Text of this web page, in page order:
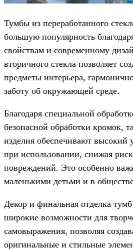
Тумбы из переработанного
большую популярность
свойствам и современному
вторичного стекла позволяет
предметы интерьера,
заботу об окружающей среде.
Благодаря специальной
безопасной обработки кромок,
изделия обеспечивают высокий
при использовании, снижая
повреждений. Это особенно
маленькими детьми и в
Декор и финальная отделка
широкие возможности для
самовыражения, позволяя
оригинальные и стильные